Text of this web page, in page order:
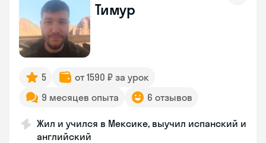
Тимур
5
от 1590 ₽ за урок
9 месяцев опыта
6 отзывов
Жил и учился в Мексике, выучил испанский и
английский